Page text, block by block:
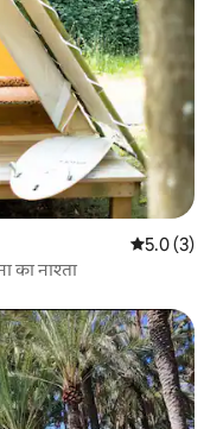
औसत रेटिंग 5
5.0 (3)
का नाश्ता